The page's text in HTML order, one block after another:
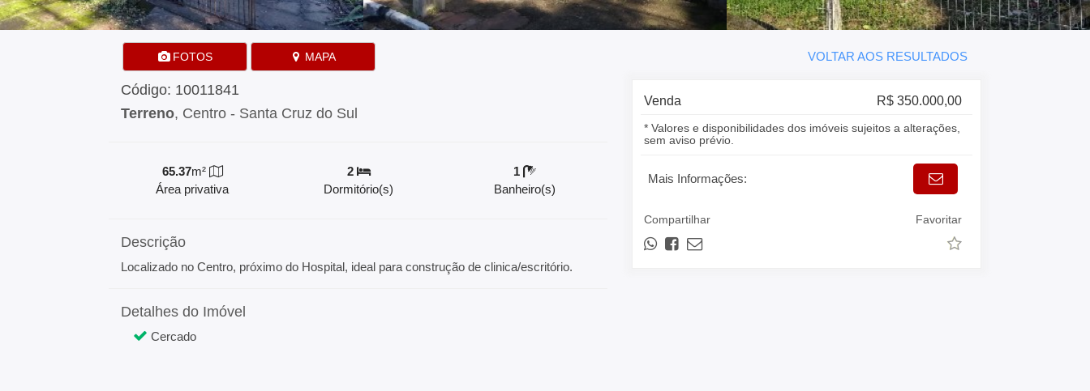
FOTOS MAPA VOLTAR AOS RESULTADOS
Código: 10011841
Terreno, Centro - Santa Cruz do Sul
65.37m²
Área privativa
2
Dormitório(s)
1
Banheiro(s)
Descrição
Localizado no Centro, próximo do Hospital, ideal para construção de clinica/escritório.
Detalhes do Imóvel
Cercado
Venda R$ 350.000,00
* Valores e disponibilidades dos imóveis sujeitos a alterações,
sem aviso prévio.
Mais Informações:
Compartilhar Favoritar